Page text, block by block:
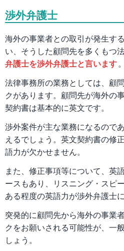
渉外弁護士
海外の事業者との取引が発生す
い、そうした顧問先を多くもつ
弁護士を渉外弁護士と言います。
法律事務所の業務としては、顧
クがあります。顧問先が海外の
契約書は基本的に英文です。
渉外案件が主な業務になるので
えるでしょう。英文契約書の修
語力が欠かせません。
また、修正事項等について、英
ースもあり、リスニング・スピ
ある程度の英語力が渉外弁護士
突発的に顧問先から海外の事業
クをお願いされる可能性が、一
しょう。